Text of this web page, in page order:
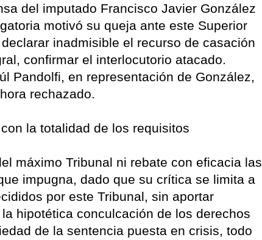
del imputado Francisco Javier González
motivó su queja ante este Superior
inadmisible el recurso de casación
confirmar el interlocutorio atacado.
Pandolfi, en representación de González,
rechazado.
la totalidad de los requisitos
máximo Tribunal ni rebate con eficacia las
impugna, dado que su crítica se limita a
por este Tribunal, sin aportar
hipotética conculcación de los derechos
de la sentencia puesta en crisis, todo